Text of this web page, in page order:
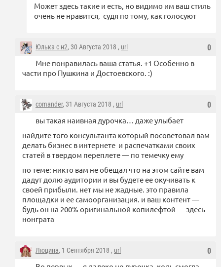
Может здесь такие и есть, но видимо им ваш стиль
очень не нравится, судя по тому, как голосуют
0
Юлька с н2, 30 Августа 2018 , url
Мне понравилась ваша статья. +1 Особенно в
части про Пушкина и Достоевского. :)
0
comander, 31 Августа 2018 , url
вы такая наивная дурочка… даже улыбает
найдите того консультанта который посоветовал вам
делать бизнес в интернете и распечатками своих
статей в твердом переплете — по темечку ему
по теме: никто вам не обещал что на этом сайте вам
дадут долю аудитории и вы будете ее окучивать к
своей прибыли. нет мы не жадные. это правила
площадки и ее самоорганизация. и ваш контент —
будь он на 200% оригинальной копилефтой — здесь
нонграта
0
Люцина, 1 Сентября 2018 , url